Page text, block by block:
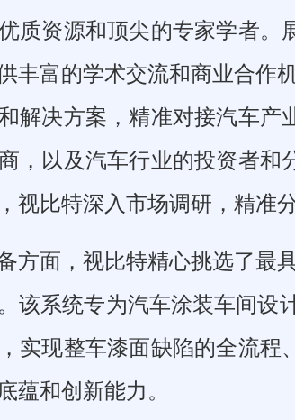
质资源和顶尖的专家学者
丰富的学术交流和商业合作
解决方案，精准对接汽车
，以及汽车行业的投资者
视比特深入市场调研，精准
方面，视比特精心挑选了最
该系统专为汽车涂装车间设
实现整车漆面缺陷的全流
蕴和创新能力。